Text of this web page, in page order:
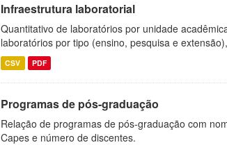
Infraestrutura laboratorial
Quantitativo de laboratórios por unidade
laboratórios por tipo (ensino, pesquisa e
CSV PDF
Programas de pós-graduação
Relação de programas de pós-graduação com
Capes e número de discentes.